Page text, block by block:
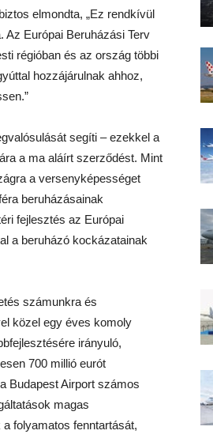
elmondta, „Ez rendkívül
Európai Beruházási Terv
régióban és az ország többi
hozzájárulnak ahhoz,
segíti – ezekkel a
a ma aláírt szerződést. Mint
a versenyképességet
beruházásainak
fejlesztés az Európai
a beruházó kockázatainak
számunkra és
közel egy éves komoly
irányuló,
700 millió eurót
Budapest Airport számos
magas
folyamatos fenntartását,